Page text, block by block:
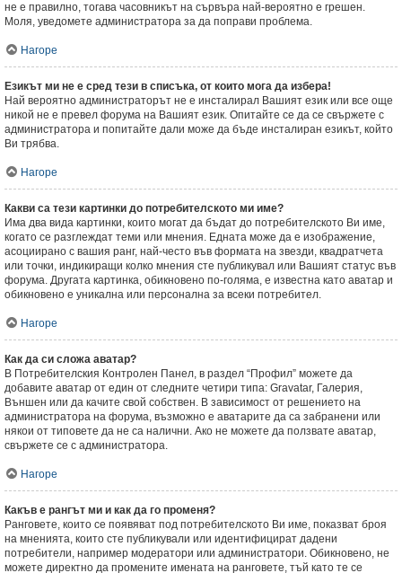
не е правилно, тогава часовникът на сървъра най-вероятно е грешен.
Моля, уведомете администратора за да поправи проблема.
Нагоре
Езикът ми не е сред тези в списъка, от които мога да избера!
Най вероятно администраторът не е инсталирал Вашият език или все още
никой не е превел форума на Вашият език. Опитайте се да се свържете с
администратора и попитайте дали може да бъде инсталиран езикът, който
Ви трябва.
Нагоре
Какви са тези картинки до потребителското ми име?
Има два вида картинки, които могат да бъдат до потребителското Ви име,
когато се разглеждат теми или мнения. Едната може да е изображение,
асоциирано с вашия ранг, най-често във формата на звезди, квадратчета
или точки, индикиращи колко мнения сте публикувал или Вашият статус във
форума. Другата картинка, обикновено по-голяма, е известна като аватар и
обикновено е уникална или персонална за всеки потребител.
Нагоре
Как да си сложа аватар?
В Потребителския Контролен Панел, в раздел “Профил” можете да
добавите аватар от един от следните четири типа: Gravatar, Галерия,
Външен или да качите свой собствен. В зависимост от решението на
администратора на форума, възможно е аватарите да са забранени или
някои от типовете да не са налични. Ако не можете да ползвате аватар,
свържете се с администратора.
Нагоре
Какъв е рангът ми и как да го променя?
Ранговете, които се появяват под потребителското Ви име, показват броя
на мненията, които сте публикували или идентифицират дадени
потребители, например модератори или администратори. Обикновено, не
можете директно да промените имената на ранговете, тъй като те се